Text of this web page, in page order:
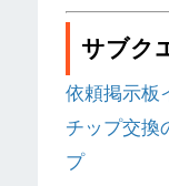
サブク
依頼掲示板
チップ交換
プ